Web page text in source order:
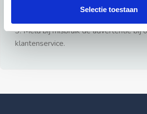
Selectie toestaan
3: Meld bij misbruik de advertentie bij
klantenservice.